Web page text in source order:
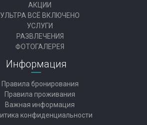
АКЦИИ
УЛЬТРА ВСЁ ВКЛЮЧЕНО
УСЛУГИ
РАЗВЛЕЧЕНИЯ
ФОТОГАЛЕРЕЯ
Информация
Правила бронирования
Правила проживания
Важная информация
конфиденциальности